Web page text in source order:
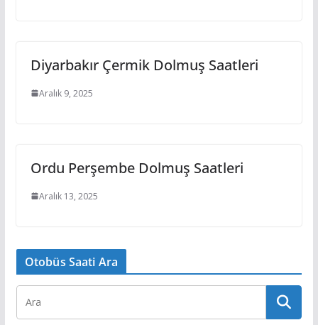
Diyarbakır Çermik Dolmuş Saatleri
Aralık 9, 2025
Ordu Perşembe Dolmuş Saatleri
Aralık 13, 2025
Otobüs Saati Ara